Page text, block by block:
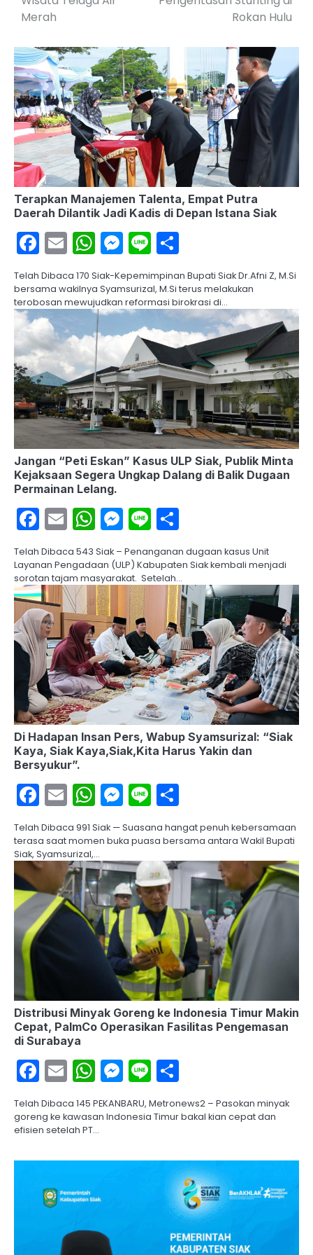
Merah
Rokan Hulu
Terapkan Manajemen Talenta, Empat Putra
Daerah Dilantik Jadi Kadis di Depan Istana Siak
Facebook
EmailWhatsApp
Messenger
Line
Telah Dibaca 170 Siak-Kepemimpinan Bupati Siak Dr.Afni Z, M.Si
bersama wakilnya Syamsurizal, M.Si terus melakukan
terobosan mewujudkan reformasi birokrasi di…
Jangan “Peti Eskan” Kasus ULP Siak, Publik Minta
Kejaksaan Segera Ungkap Dalang di Balik Dugaan
Permainan Lelang.
Facebook
EmailWhatsApp
Messenger
Line
Telah Dibaca 543 Siak – Penanganan dugaan kasus Unit
Layanan Pengadaan (ULP) Kabupaten Siak kembali menjadi
sorotan tajam masyarakat. Setelah…
Di Hadapan Insan Pers, Wabup Syamsurizal: “Siak
Kaya, Siak Kaya,Siak,Kita Harus Yakin dan
Bersyukur”.
Facebook
EmailWhatsApp
Messenger
Line
Telah Dibaca 991 Siak — Suasana hangat penuh kebersamaan
terasa saat momen buka puasa bersama antara Wakil Bupati
Siak, Syamsurizal,…
Distribusi Minyak Goreng ke Indonesia Timur Makin
Cepat, PalmCo Operasikan Fasilitas Pengemasan
di Surabaya
Facebook
EmailWhatsApp
Messenger
Line
Telah Dibaca 145 PEKANBARU, Metronews2 – Pasokan minyak
goreng ke kawasan Indonesia Timur bakal kian cepat dan
efisien setelah PT…